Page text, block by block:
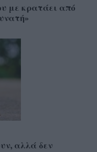
με κρατάει από
αλλά δεν